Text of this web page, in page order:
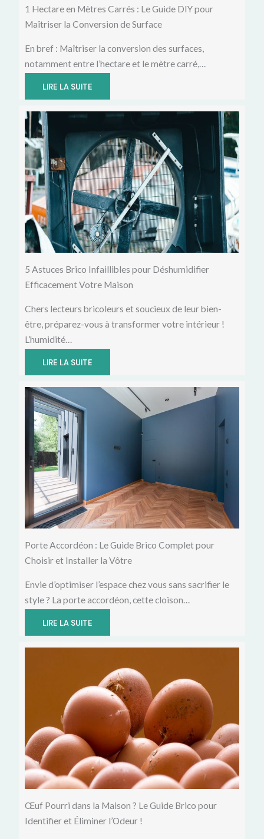
1 Hectare en Mètres Carrés : Le Guide DIY pour
Maîtriser la Conversion de Surface
En bref : Maîtriser la conversion des surfaces,
notamment entre l’hectare et le mètre carré,…
LIRE LA SUITE
5 Astuces Brico Infaillibles pour Déshumidifier
Efficacement Votre Maison
Chers lecteurs bricoleurs et soucieux de leur bien-
être, préparez-vous à transformer votre intérieur !
L’humidité…
LIRE LA SUITE
Porte Accordéon : Le Guide Brico Complet pour
Choisir et Installer la Vôtre
Envie d’optimiser l’espace chez vous sans sacrifier le
style ? La porte accordéon, cette cloison…
LIRE LA SUITE
Œuf Pourri dans la Maison ? Le Guide Brico pour
Identifier et Éliminer l’Odeur !